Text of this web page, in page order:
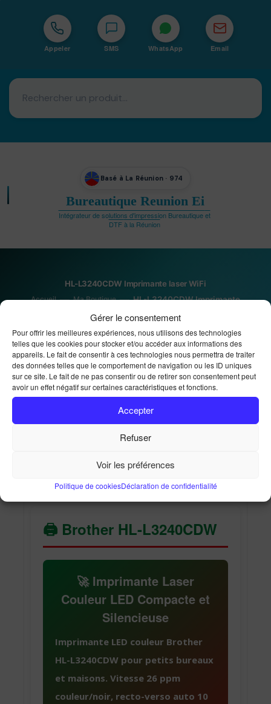
Gérer le consentement
Pour offrir les meilleures expériences, nous utilisons des technologies
telles que les cookies pour stocker et/ou accéder aux informations des
appareils. Le fait de consentir à ces technologies nous permettra de traiter
des données telles que le comportement de navigation ou les ID uniques
sur ce site. Le fait de ne pas consentir ou de retirer son consentement peut
avoir un effet négatif sur certaines caractéristiques et fonctions.
Accepter
Refuser
Voir les préférences
Politique de cookiesDéclaration de confidentialité
Appeler SMS WhatsApp Email
Basé à La Réunion · 974
Bureautique Reunion Ei
Intégrateur de solutions d'impression Bureautique et
DTF à la Réunion
HL-L3240CDW Imprimante laser WiFi
Accueil Ma Boutique
HL-L3240CDW Imprimante
HL-L3240CDW
Imprimante laser WiFi
369,00€
🖨️ Brother HL-L3240CDW
🚀 Imprimante Laser
Couleur LED Compacte et
Silencieuse
Imprimante LED couleur Brother
HL-L3240CDW pour petits bureaux
et maisons. Vitesse 26 ppm
couleur/noir, recto-verso auto 10